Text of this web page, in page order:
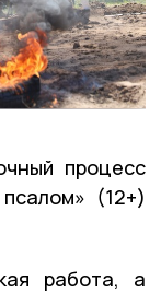
процесс
(12+)
работа, а